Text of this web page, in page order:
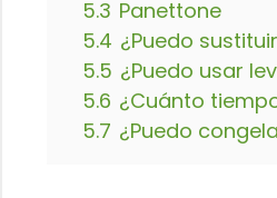
5.3 Panettone
5.4 ¿Puedo
5.5 ¿Puedo usar
5.6 ¿Cuánto
5.7 ¿Puedo